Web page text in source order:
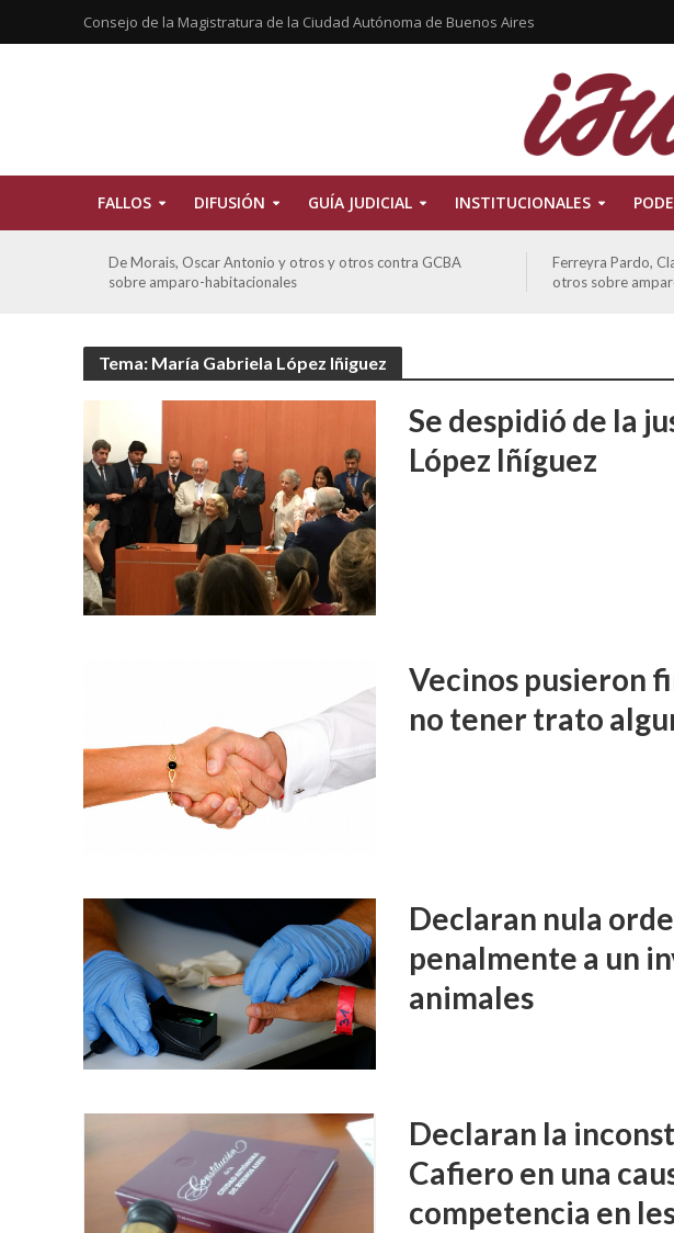
Consejo de la Magistratura de la Ciudad Autónoma de Buenos Aires
FALLOS DIFUSIÓN GUÍA JUDICIAL INSTITUCIONALES
De Morais, Oscar Antonio y otros y otros contra GCBA
sobre amparo-habitacionales
Ferreyra Pardo,
otros sobre
Tema: María Gabriela López Iñiguez
Se despidió de la
López Iñíguez
Vecinos pusieron
no tener trato
Declaran nula
penalmente a un
animales
Declaran la
Cafiero en una
competencia en